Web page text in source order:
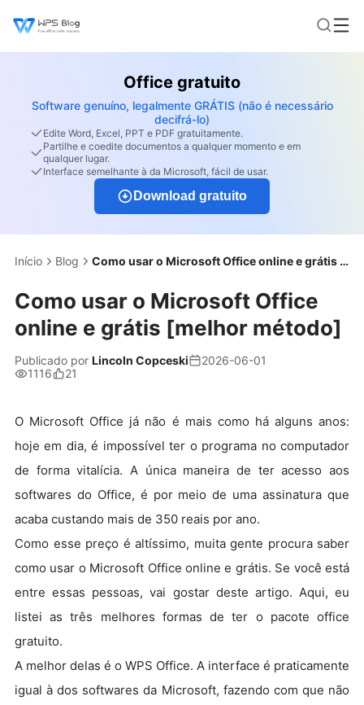
Office gratuito
Software genuíno, legalmente GRÁTIS (não é necessário
decifrá-lo)
Edite Word, Excel, PPT e PDF gratuitamente.
Partilhe e coedite documentos a qualquer momento e em
qualquer lugar.
Interface semelhante à da Microsoft, fácil de usar.
Download gratuito
Início Blog Como usar o Microsoft Office online e grátis [melhor método]
Como usar o Microsoft Office
online e grátis [melhor método]
Publicado por Lincoln Copceski
2026-06-01
1116
21
O Microsoft Office já não é mais como há alguns anos:
hoje em dia, é impossível ter o programa no computador
de forma vitalícia. A única maneira de ter acesso aos
softwares do Office, é por meio de uma assinatura que
acaba custando mais de 350 reais por ano.
Como esse preço é altíssimo, muita gente procura saber
como usar o Microsoft Office online e grátis. Se você está
entre essas pessoas, vai gostar deste artigo. Aqui, eu
listei as três melhores formas de ter o pacote office
gratuito.
A melhor delas é o WPS Office. A interface é praticamente
igual à dos softwares da Microsoft, fazendo com que não